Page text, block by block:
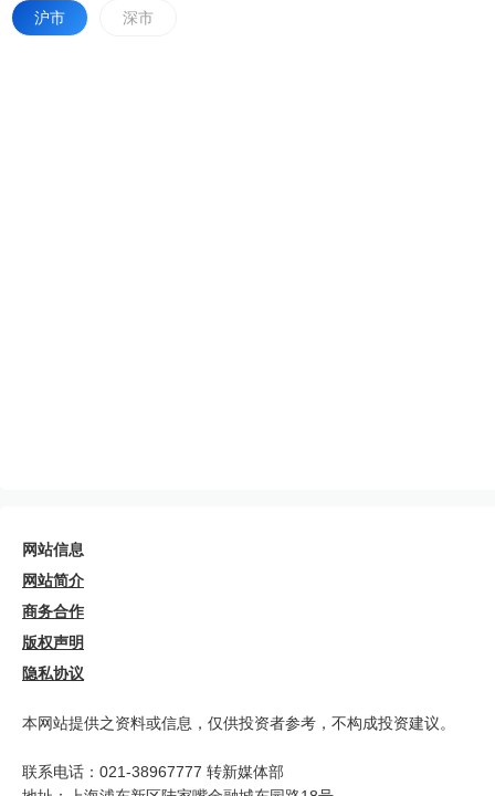
沪市 深市
网站信息
网站简介
商务合作
版权声明
隐私协议
本网站提供之资料或信息，仅供投资者参考，不构成投资建议。
联系电话：021-38967777 转新媒体部